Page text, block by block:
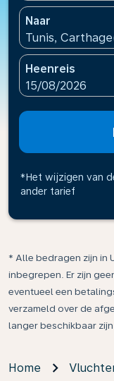
Naar
Tunis,
Heenreis
fc-booking-
15/08/2026
*Het wijzigen van
ander tarief
* Alle bedragen zijn in
inbegrepen. Er zijn
eventueel een
verzameld over de
langer beschikbaar
Home